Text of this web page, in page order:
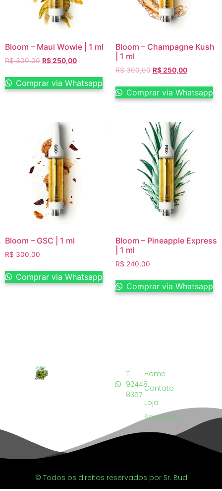
Bloom – Maui Wowie | 1 ml
R$300,00 R$250,00
Comprar via Whatsapp
Bloom – Champagne Kush
| 1 ml
R$300,00 R$250,00
Comprar via Whatsapp
Bloom – GSC | 1 ml
R$ 300,00
Comprar via Whatsapp
Bloom – Pineapple Express
| 1 ml
R$ 240,00
Comprar via Whatsapp
Home
Contato
Loja
Sobre nós
11
92448
8357
© Todos os direitos reservados por Sr. Bud